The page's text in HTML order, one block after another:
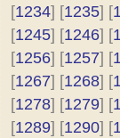
[1234] [1235] [
[1245] [1246] [
[1256] [1257] [
[1267] [1268] [
[1278] [1279] [
[1289] [1290] [